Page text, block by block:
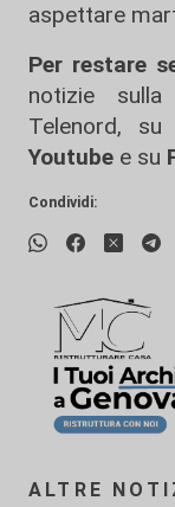
aspettare
Per restare
notizie
Telenord, su
Youtube e su
Condividi:
ALTRE